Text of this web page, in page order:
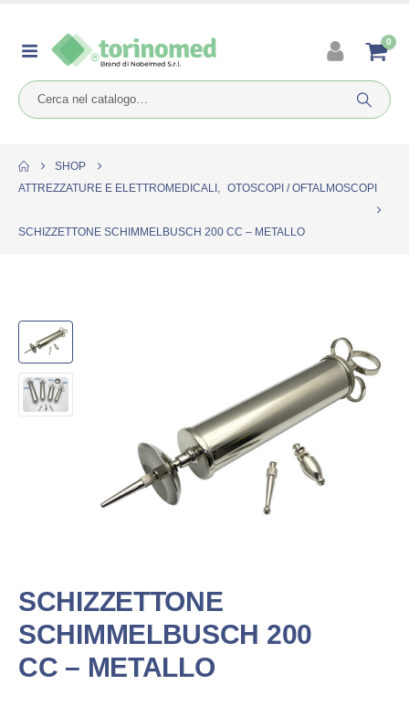
0
SHOP
ATTREZZATURE E ELETTROMEDICALI , OTOSCOPI / OFTALMOSCOPI
SCHIZZETTONE SCHIMMELBUSCH 200 CC – METALLO
SCHIZZETTONE
SCHIMMELBUSCH 200
CC – METALLO